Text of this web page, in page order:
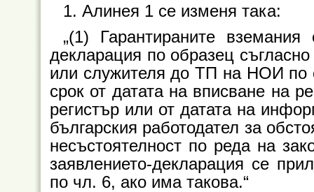
1. Алинея 1 се изменя така:
„(1) Гарантираните
декларация по образец
или служителя до ТП на НОИ по
срок от датата на вписване на
регистър или от датата на
българския работодател за
несъстоятелност по реда на
заявлението-декларация се
по чл. 6, ако има такова.“